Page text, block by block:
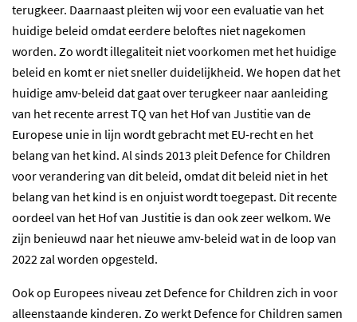
terugkeer. Daarnaast pleiten wij voor een evaluatie van het
huidige beleid omdat eerdere beloftes niet nagekomen
worden. Zo wordt illegaliteit niet voorkomen met het huidige
beleid en komt er niet sneller duidelijkheid. We hopen dat het
huidige amv-beleid dat gaat over terugkeer naar aanleiding
van het recente arrest TQ van het Hof van Justitie van de
Europese unie in lijn wordt gebracht met EU-recht en het
belang van het kind. Al sinds 2013 pleit Defence for Children
voor verandering van dit beleid, omdat dit beleid niet in het
belang van het kind is en onjuist wordt toegepast. Dit recente
oordeel van het Hof van Justitie is dan ook zeer welkom. We
zijn benieuwd naar het nieuwe amv-beleid wat in de loop van
2022 zal worden opgesteld.
Ook op Europees niveau zet Defence for Children zich in voor
alleenstaande kinderen. Zo werkt Defence for Children samen